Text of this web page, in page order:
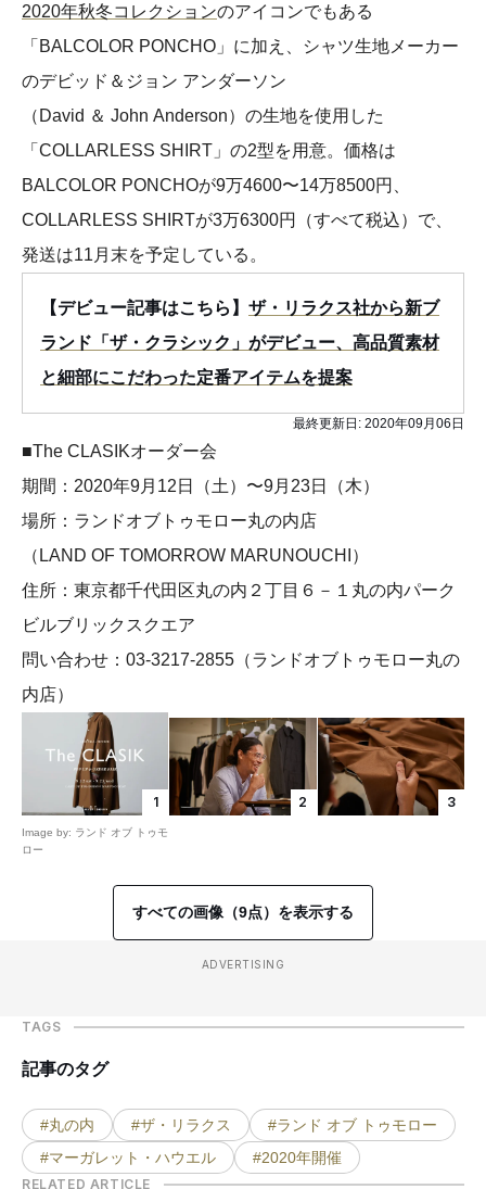
2020年秋冬コレクションのアイコンでもある
「BALCOLOR PONCHO」に加え、シャツ生地メーカー
のデビッド＆ジョン アンダーソン
（David ＆ John Anderson）の生地を使用した
「COLLARLESS SHIRT」の2型を用意。価格は
BALCOLOR PONCHOが9万4600〜14万8500円、
COLLARLESS SHIRTが3万6300円（すべて税込）で、
発送は11月末を予定している。
【デビュー記事はこちら】 ザ・リラクス社から新ブ
ランド「ザ・クラシック」がデビュー、高品質素材
と細部にこだわった定番アイテムを提案
最終更新日: 2020年09月06日
■The CLASIKオーダー会
期間：2020年9月12日（土）〜9月23日（木）
場所：ランドオブトゥモロー丸の内店
（LAND OF TOMORROW MARUNOUCHI）
住所：東京都千代田区丸の内２丁目６－１丸の内パーク
ビルブリックスクエア
問い合わせ：03-3217-2855（ランドオブトゥモロー丸の
内店）
1
Image by: ランド オブ トゥモ
ロー
2 3
すべての画像（9点）を表示する
ADVERTISING
TAGS
記事のタグ
#丸の内 #ザ・リラクス
#ランド オブ トゥモロー
#マーガレット・ハウエル
#2020年開催
RELATED ARTICLE